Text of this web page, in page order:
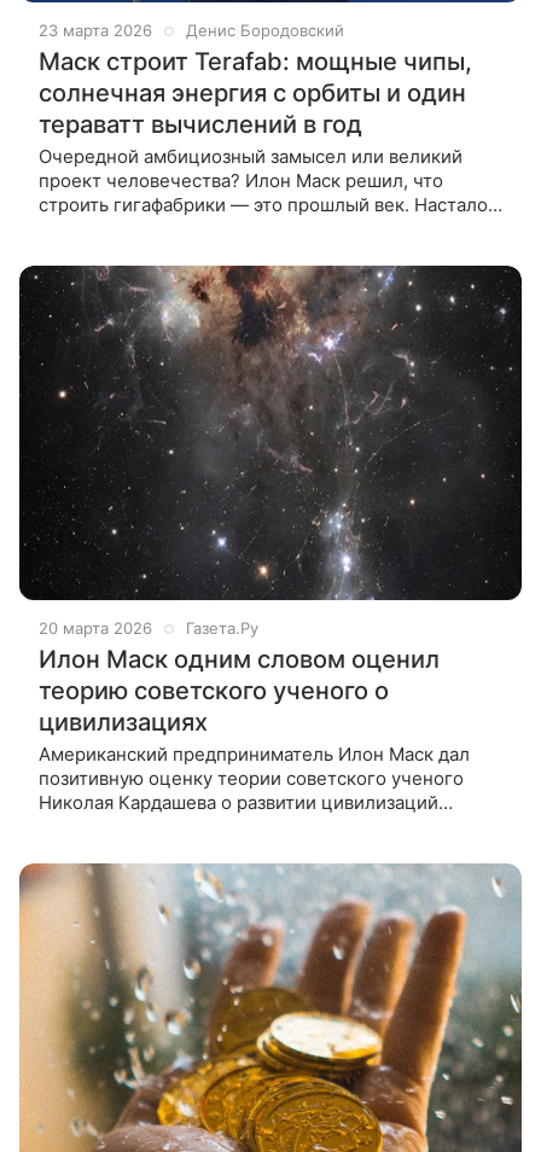
23 марта 2026 Денис Бородовский
Маск строит Terafab: мощные чипы,
солнечная энергия с орбиты и один
тераватт вычислений в год
Очередной амбициозный замысел или великий
проект человечества? Илон Маск решил, что
строить гигафабрики — это прошлый век. Настало
20 марта 2026 Газета.Ру
Илон Маск одним словом оценил
теорию советского ученого о
цивилизациях
Американский предприниматель Илон Маск дал
позитивную оценку теории советского ученого
Николая Кардашева о развитии цивилизаций